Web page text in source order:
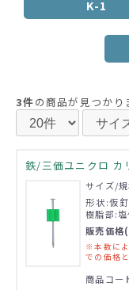
K-1
3件の商品が見つかり
鉄/三価ユニクロ
サイズ/
形状:仮
樹脂部:
販売価
※本数に
での価格
商品コー